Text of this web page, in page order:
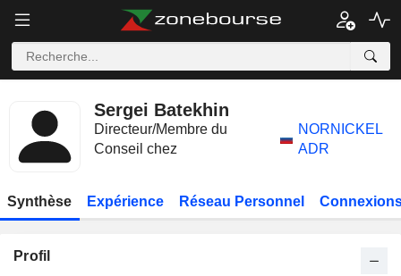
Sergei Batekhin
Directeur/Membre du
Conseil chez
NORNICKEL
ADR
Synthèse Expérience Réseau Personnel
Profil